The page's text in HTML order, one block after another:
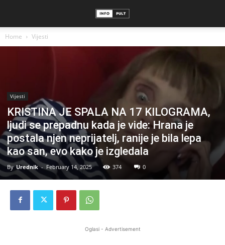
Home Vijesti
Vijesti
KRISTINA JE SPALA NA 17 KILOGRAMA,
ljudi se prepadnu kada je vide: Hrana je
postala njen neprijatelj, ranije je bila lepa
kao san, evo kako je izgledala
By Urednik - February 14, 2025 374 0
Oglasi - Advertisement